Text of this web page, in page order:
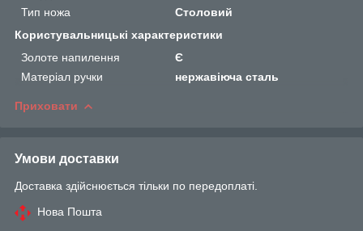
Тип ножа
Столовий
Користувальницькі характеристики
Золоте напилення
Є
Матеріал ручки
нержавіюча сталь
Приховати
Умови доставки
Доставка здійснюється тільки по передоплаті.
Нова Пошта